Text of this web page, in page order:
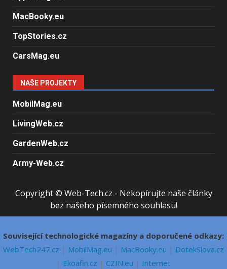
MacBooky.eu
TopStories.cz
CarsMag.eu
NAŠE PROJEKTY
MobilMag.eu
LivingWeb.cz
GardenWeb.cz
Army-Web.cz
Copyright © Web-Tech.cz - Nekopírujte naše články
bez našeho písemného souhlasu!
Související technologické magazíny a doporučené odkazy:
WebTech247.cz | MobilMag.eu | MacBooky.eu | DotekSlova.cz
| Ekoafin.cz | CZIN.eu | Internet